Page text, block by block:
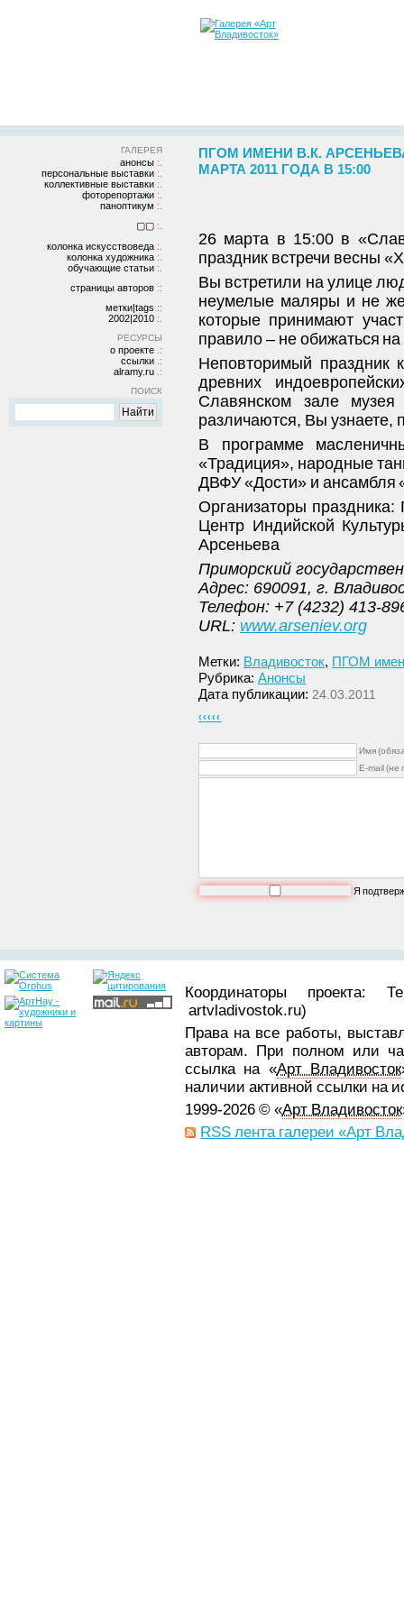
ГАЛЕРЕЯ
анонсы
персональные выставки
коллективные выставки
фоторепортажи
паноптикум
▢▢
колонка искусствоведа
колонка художника
обучающие статьи
страницы авторов
метки|tags
2002|2010
РЕСУРСЫ
о проекте
ссылки
alramy.ru
ПОИСК
ПГОМ ИМЕНИ В.К.
МАРТА 2011 ГОДА В 15:00
26 марта в 15:00 в
праздник встречи весны
Вы встретили на улице
неумелые маляры и не
которые принимают
правило – не обижаться
Неповторимый праздник
древних
Славянском зале
различаются, Вы узнаете,
В программе
«Традиция», народные
ДВФУ «Дости» и ансамбля
Организаторы
Центр Индийской
Арсеньева
Приморский
Адрес: 690091, г.
Телефон: +7 (4232) 413-
URL: www.arseniev.org
Метки: Владивосток, ПГОМ
Рубрика: Анонсы
Дата публикации: 24.03.2011
‹‹‹‹‹
Имя
E-mail (не
Я
Координаторы проекта:
artvladivostok.ru)
Права на все работы,
авторам. При полном или
ссылка на «Арт Владивосток
наличии активной ссылки на
1999-2026 © «Арт Владивосток
RSS лента галереи «Арт